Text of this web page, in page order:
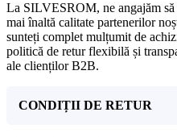
La SILVESROM, ne angajăm
mai înaltă calitate partenerilor
sunteți complet mulțumit de
politică de retur flexibilă și
ale clienților B2B.
CONDIȚII DE RETUR